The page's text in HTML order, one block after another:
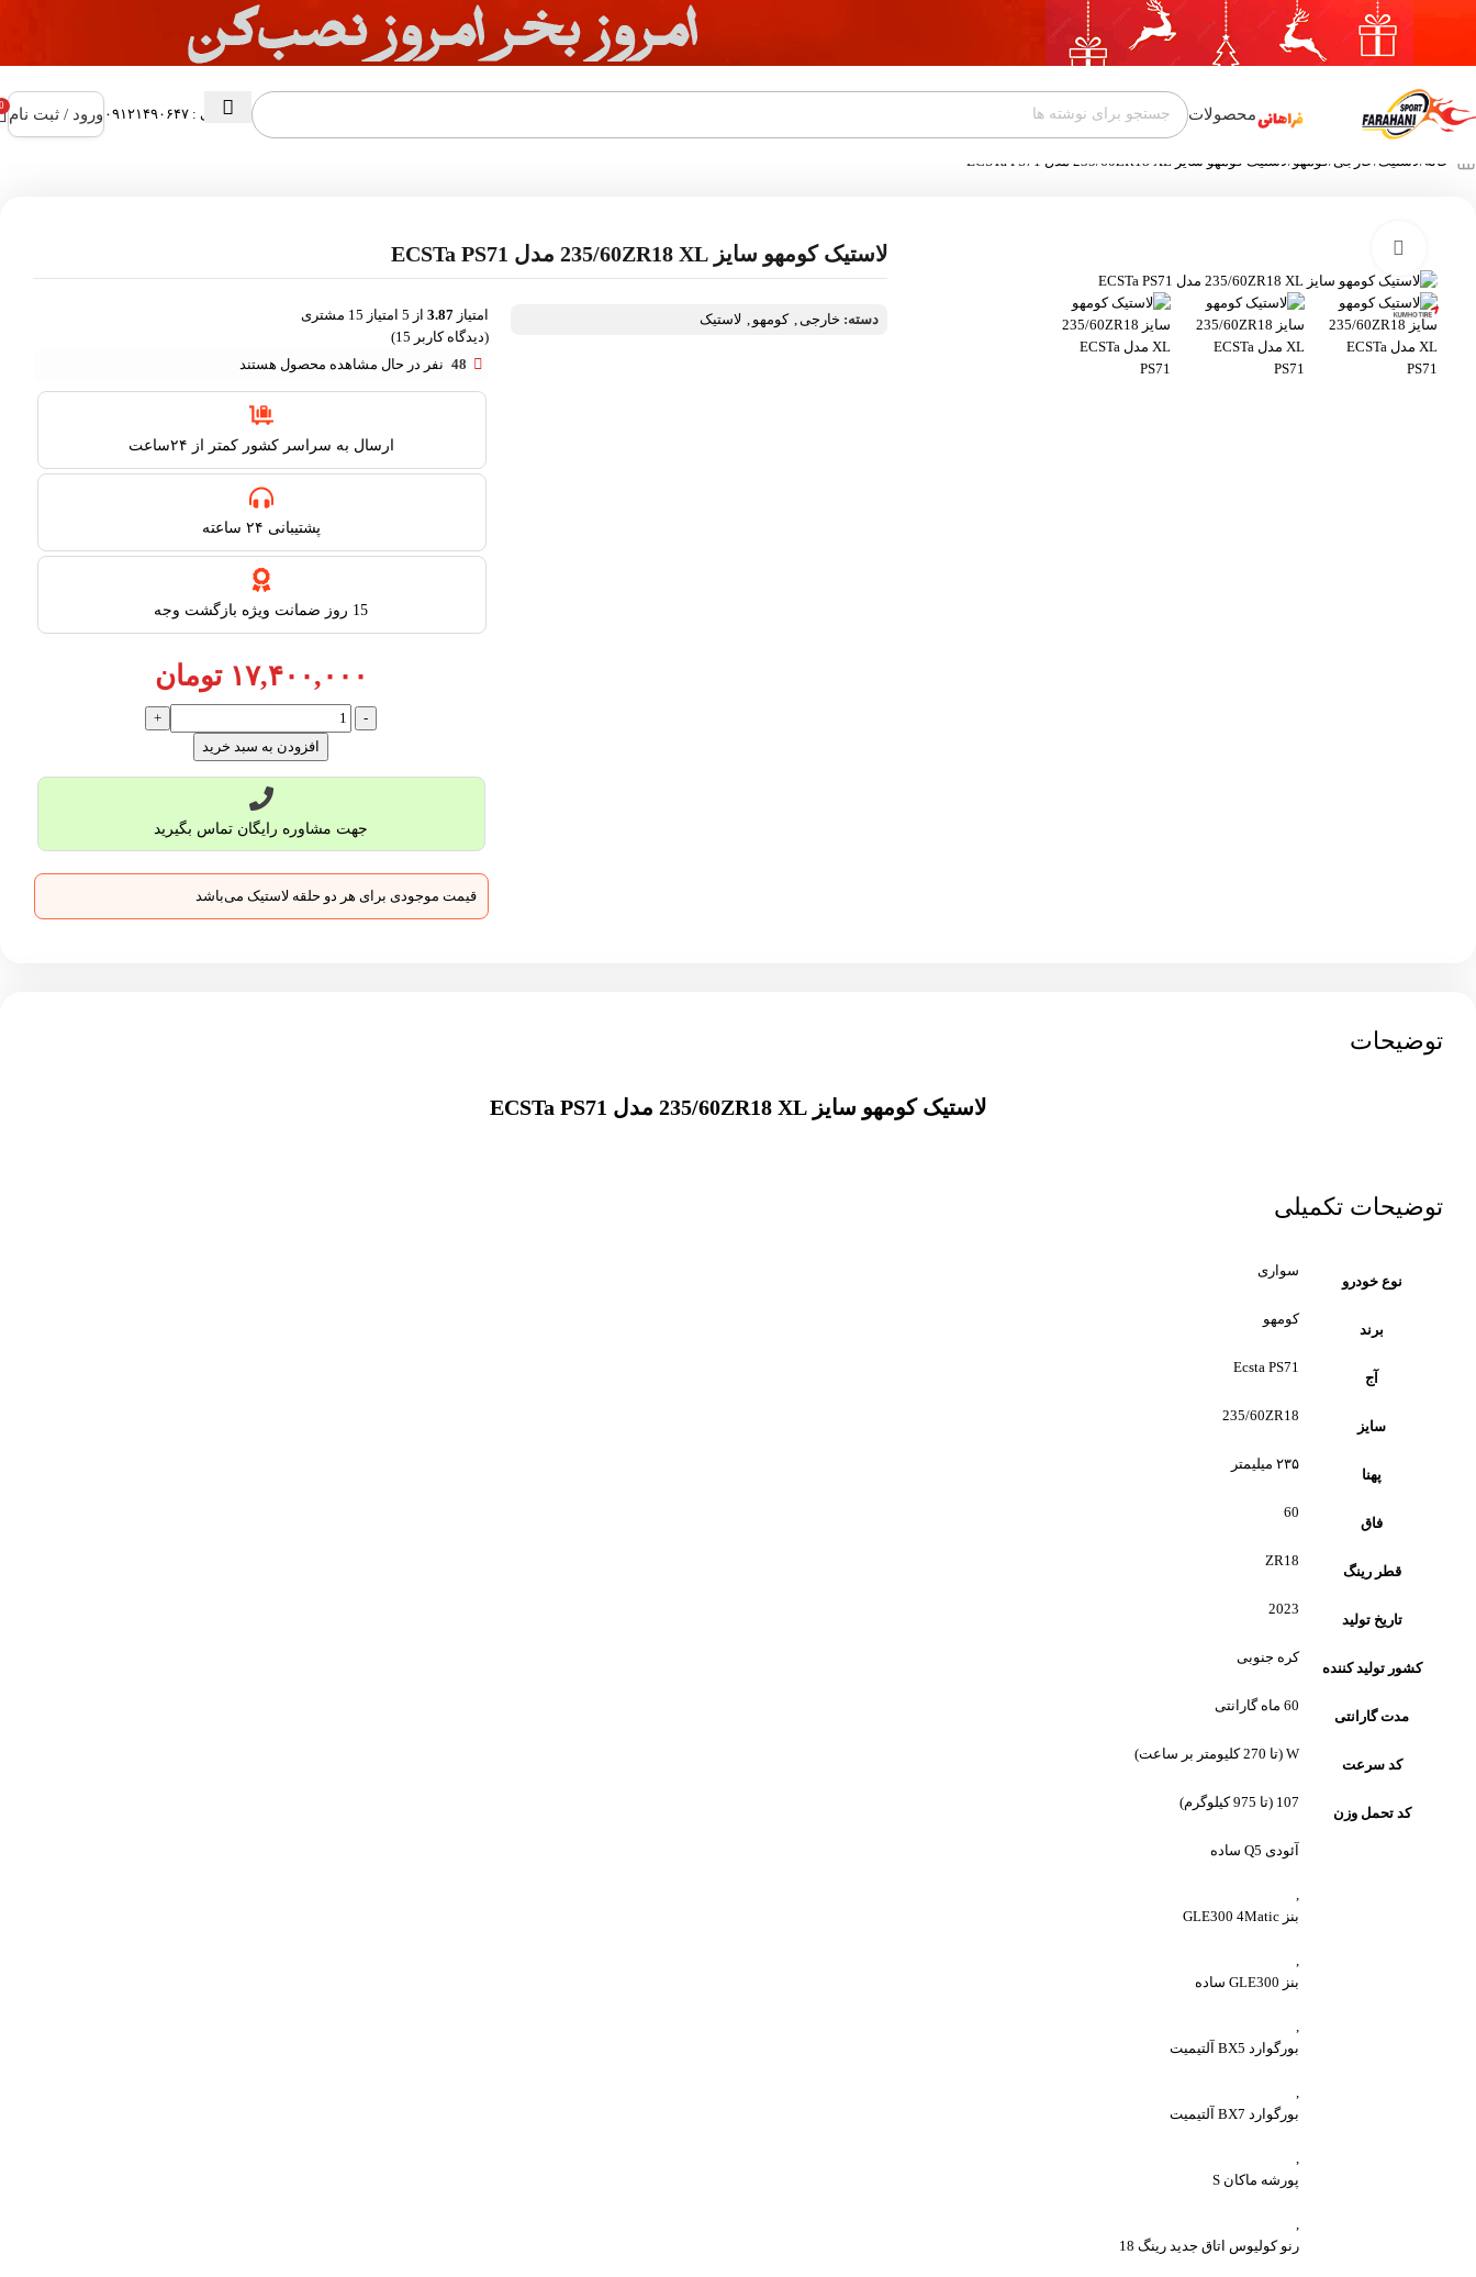
محصولات پشتیبانی : ۰۹۱۲۱۴۹۰۶۴۷ ورود / ثبت نام
خانه لاستیک خارجی کومهو لاستیک کومهو سایز 235/60ZR18 XL مدل ECSTa PS71
لاستیک کومهو سایز 235/60ZR18 XL مدل ECSTa PS71
دسته: خارجی, کومهو , لاستیک امتیاز3.87 از 5 امتیاز 15 مشتری
(دیدگاه کاربر 15
)
48 نفر در حال مشاهده محصول هستند
ارسال به سراسر کشور کمتر از ۲۴ساعت
پشتیبانی ۲۴ ساعته​
15 روز ضمانت ویژه بازگشت وجه
۱۷,۴۰۰,۰۰۰ تومان
افزودن به سبد خرید
جهت مشاوره رایگان تماس بگیرید
قیمت موجودی برای هر دو حلقه لاستیک می‌باشد
توضیحات
لاستیک کومهو سایز 235/60ZR18 XL مدل ECSTa PS71
توضیحات تکمیلی
نوع خودرو
سواری
برند
کومهو
آج
Ecsta PS71
سایز
235/60ZR18
پهنا
۲۳۵ میلیمتر
فاق
60
قطر رینگ
ZR18
تاریخ تولید
2023
کشور تولید کننده
کره جنوبی
مدت گارانتی
60 ماه گارانتی
کد سرعت
W (تا 270 کلیومتر بر ساعت)
کد تحمل وزن
107 (تا 975 کیلوگرم)
آئودی Q5 ساده
,
بنز GLE300 4Matic
,
بنز GLE300 ساده
,
بورگوارد BX5 آلتیمیت
,
بورگوارد BX7 آلتیمیت
,
پورشه ماکان S
,
رنو کولیوس اتاق جدید رینگ 18